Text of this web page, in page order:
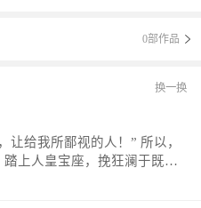
不论是修身高贵的旗袍还是种
都会多繁荣，尽管在...
0部作品
换一换
我所鄙视的人！” 所以，
上人皇宝座，挽狂澜于既
了一段无上的传说！ 微信